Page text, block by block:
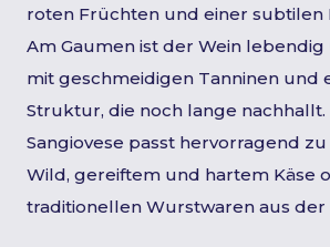
roten Früchten und einer subtilen
Am Gaumen ist der Wein lebendig
mit geschmeidigen Tanninen und
Struktur, die noch lange nachhallt.
Sangiovese passt hervorragend
Wild, gereiftem und hartem Käse
traditionellen Wurstwaren aus der